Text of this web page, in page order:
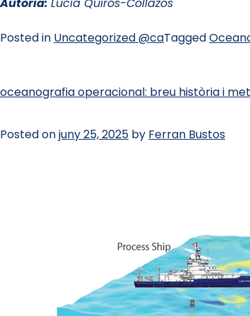
Autoria: Lucía Quirós-Collazos
Posted in Uncategorized @caTagged
oceanografia operacional: breu història i
Posted onjuny 25, 2025 by Ferran Bustos